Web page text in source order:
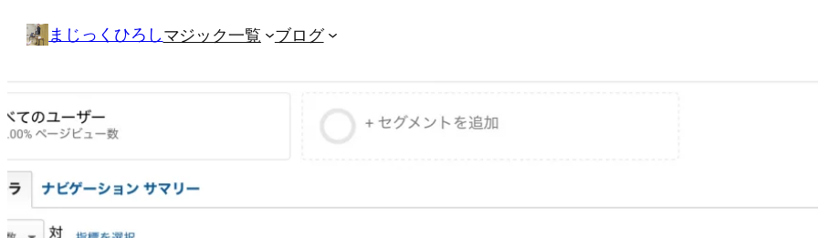
キ
プ
まじっくひろしマジック一覧 ブログ